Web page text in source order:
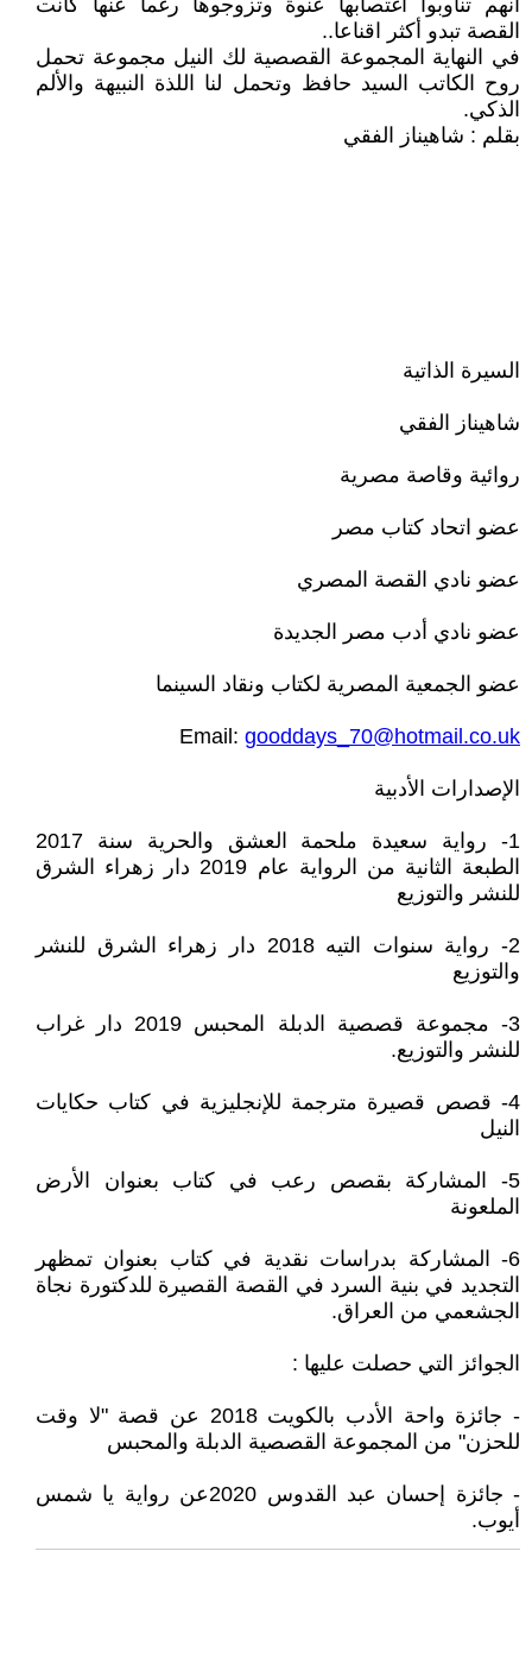
انهم تناوبوا اغتصابها عنوة وتزوجوها رغما عنها كانت
القصة تبدو أكثر اقناعا..
في النهاية المجموعة القصصية لك النيل مجموعة تحمل
روح الكاتب السيد حافظ وتحمل لنا اللذة النبيهة والألم
الذكي.
بقلم : شاهيناز الفقي
السيرة الذاتية
شاهيناز الفقي
روائية وقاصة مصرية
عضو اتحاد كتاب مصر
عضو نادي القصة المصري
عضو نادي أدب مصر الجديدة
عضو الجمعية المصرية لكتاب ونقاد السينما
Email: gooddays_70@hotmail.co.uk
الإصدارات الأدبية
1- رواية سعيدة ملحمة العشق والحرية سنة 2017
الطبعة الثانية من الرواية عام 2019 دار زهراء الشرق
للنشر والتوزيع
2- رواية سنوات التيه 2018 دار زهراء الشرق للنشر
والتوزيع
3- مجموعة قصصية الدبلة المحبس 2019 دار غراب
للنشر والتوزيع.
4- قصص قصيرة مترجمة للإنجليزية في كتاب حكايات
النيل
5- المشاركة بقصص رعب في كتاب بعنوان الأرض
الملعونة
6- المشاركة بدراسات نقدية في كتاب بعنوان تمظهر
التجديد في بنية السرد في القصة القصيرة للدكتورة نجاة
الجشعمي من العراق.
الجوائز التي حصلت عليها :
- جائزة واحة الأدب بالكويت 2018 عن قصة "لا وقت
للحزن" من المجموعة القصصية الدبلة والمحبس
- جائزة إحسان عبد القدوس 2020عن رواية يا شمس
أيوب.